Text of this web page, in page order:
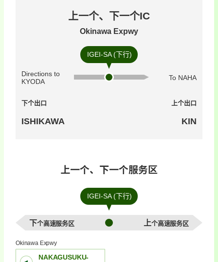
上一个、下一个IC
Okinawa Expwy
IGEI-SA (下行)
Directions to
KYODA
下个出口
ISHIKAWA
To NAHA
上个出口
KIN
上一个、下一个服务区
IGEI-SA (下行)
下个高速服务区 上个高速服务区
Okinawa Expwy
NAKAGUSUKU-